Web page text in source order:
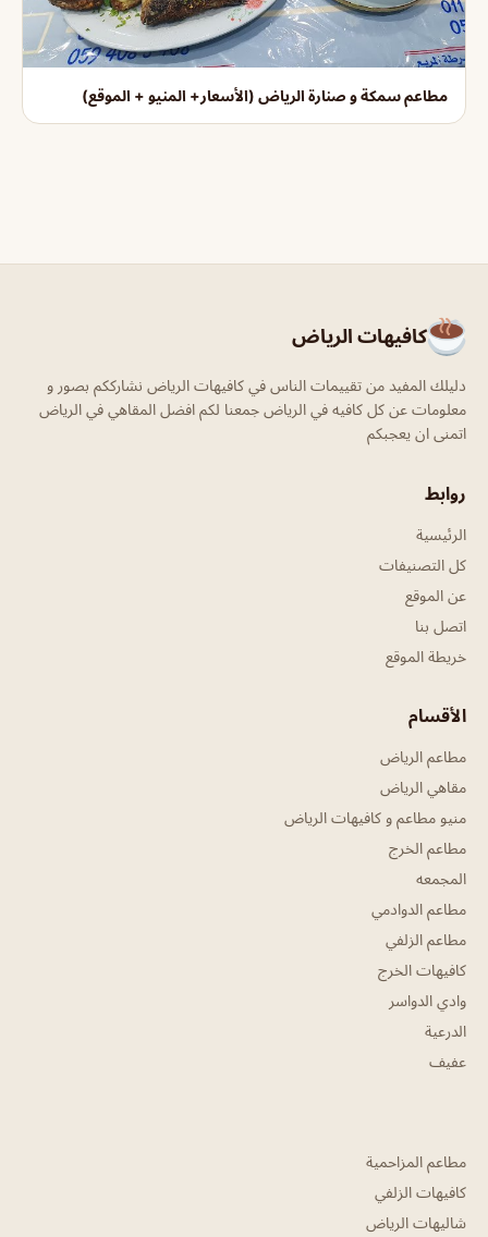
مطاعم سمكة و صنارة الرياض (الأسعار+ المنيو + الموقع)
كافيهات الرياض
دليلك المفيد من تقييمات الناس في كافيهات الرياض نشارككم بصور و
معلومات عن كل كافيه في الرياض جمعنا لكم افضل المقاهي في الرياض
اتمنى ان يعجبكم
روابط
الرئيسية
كل التصنيفات
عن الموقع
اتصل بنا
خريطة الموقع
الأقسام
مطاعم الرياض
مقاهي الرياض
منيو مطاعم و كافيهات الرياض
مطاعم الخرج
المجمعه
مطاعم الدوادمي
مطاعم الزلفي
كافيهات الخرج
وادي الدواسر
الدرعية
عفيف
مطاعم المزاحمية
كافيهات الزلفي
شاليهات الرياض